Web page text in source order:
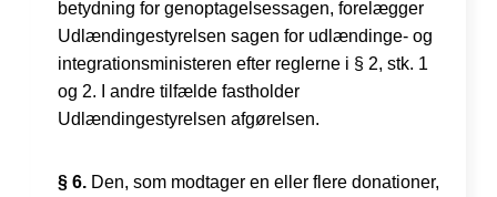
betydning for genoptagelsessagen, forelægger
Udlændingestyrelsen sagen for udlændinge- og
integrationsministeren efter reglerne i § 2, stk. 1
og 2. I andre tilfælde fastholder
Udlændingestyrelsen afgørelsen.
§ 6. Den, som modtager en eller flere donationer,